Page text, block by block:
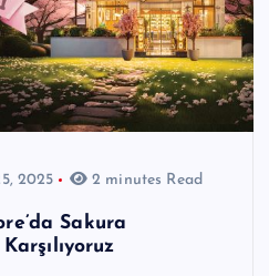
2025 2 minutes Read
Sakura